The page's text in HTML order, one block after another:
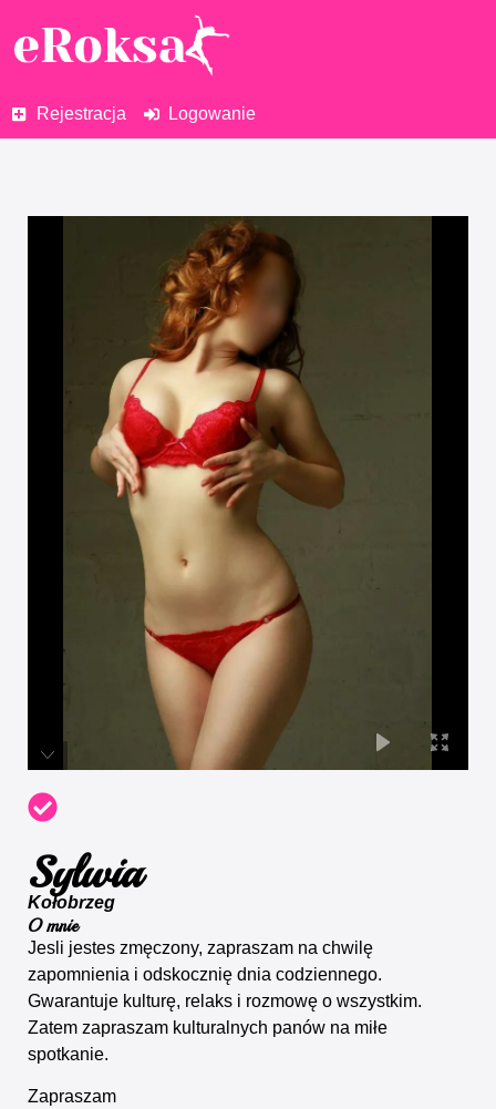
Rejestracja Logowanie
Sylwia
Kołobrzeg
O mnie
Jesli jestes zmęczony, zapraszam na chwilę
zapomnienia i odskocznię dnia codziennego.
Gwarantuje kulturę, relaks i rozmowę o wszystkim.
Zatem zapraszam kulturalnych panów na miłe
spotkanie.
Zapraszam